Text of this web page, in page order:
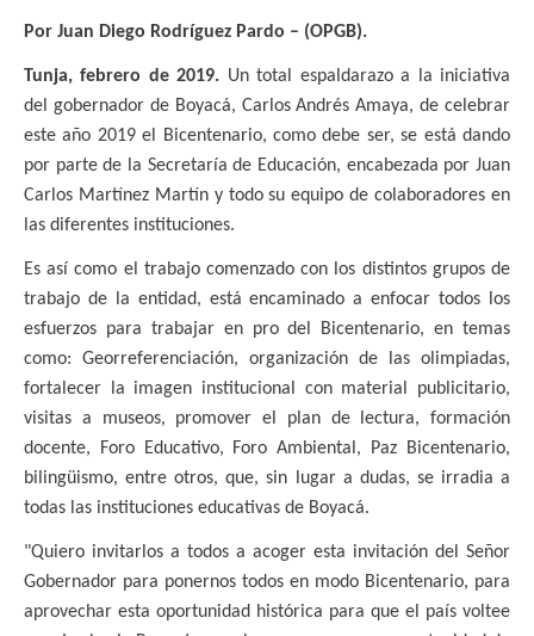
Por Juan Diego Rodríguez Pardo – (OPGB).
Tunja, febrero de 2019. Un total espaldarazo a la iniciativa
del gobernador de Boyacá, Carlos Andrés Amaya, de celebrar
este año 2019 el Bicentenario, como debe ser, se está dando
por parte de la Secretaría de Educación, encabezada por Juan
Carlos Martínez Martín y todo su equipo de colaboradores en
las diferentes instituciones.
Es así como el trabajo comenzado con los distintos grupos de
trabajo de la entidad, está encaminado a enfocar todos los
esfuerzos para trabajar en pro del Bicentenario, en temas
como: Georreferenciación, organización de las olimpiadas,
fortalecer la imagen institucional con material publicitario,
visitas a museos, promover el plan de lectura, formación
docente, Foro Educativo, Foro Ambiental, Paz Bicentenario,
bilingüismo, entre otros, que, sin lugar a dudas, se irradia a
todas las instituciones educativas de Boyacá.
"Quiero invitarlos a todos a acoger esta invitación del Señor
Gobernador para ponernos todos en modo Bicentenario, para
aprovechar esta oportunidad histórica para que el país voltee